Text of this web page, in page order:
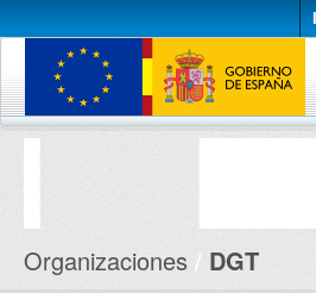
Conjuntos de datos
Organizaciones DGT